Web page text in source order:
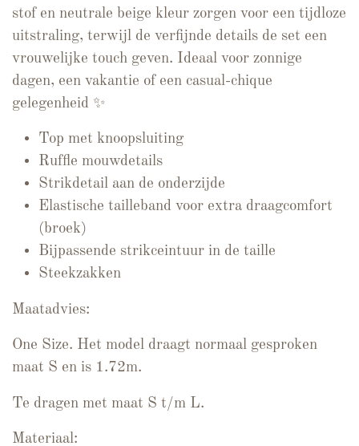
stof en neutrale beige kleur zorgen voor een tijdloze
uitstraling, terwijl de verfijnde details de set een
vrouwelijke touch geven. Ideaal voor zonnige
dagen, een vakantie of een casual-chique
gelegenheid ✨
Top met knoopsluiting
Ruffle mouwdetails
Strikdetail aan de onderzijde
Elastische tailleband voor extra draagcomfort
(broek)
Bijpassende strikceintuur in de taille
Steekzakken
Maatadvies:
One Size. Het model draagt normaal gesproken
maat S en is 1.72m.
Te dragen met maat S t/m L.
Materiaal: